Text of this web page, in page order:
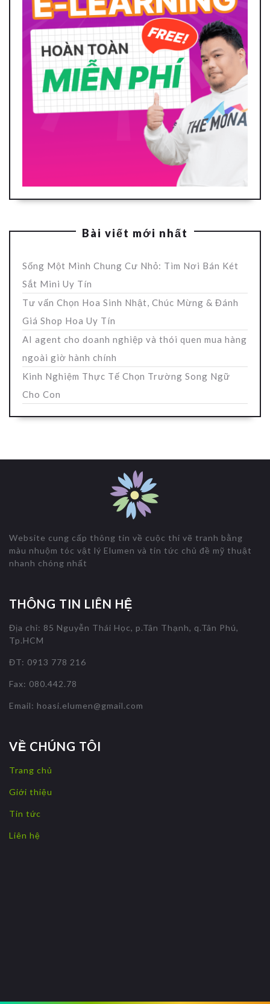
Bài viết mới nhất
Sống Một Mình Chung Cư Nhỏ: Tìm Nơi Bán Két
Sắt Mini Uy Tín
Tư vấn Chọn Hoa Sinh Nhật, Chúc Mừng & Đánh
Giá Shop Hoa Uy Tín
AI agent cho doanh nghiệp và thói quen mua hàng
ngoài giờ hành chính
Kinh Nghiệm Thực Tế Chọn Trường Song Ngữ
Cho Con
Website cung cấp thông tin về cuộc thi vẽ tranh bằng
màu nhuộm tóc vật lý Elumen và tin tức chủ đề mỹ thuật
nhanh chóng nhất
THÔNG TIN LIÊN HỆ
Địa chỉ: 85 Nguyễn Thái Học, p.Tân Thạnh, q.Tân Phú,
Tp.HCM
ĐT: 0913 778 216
Fax: 080.442.78
Email: hoasi.elumen@gmail.com
VỀ CHÚNG TÔI
Trang chủ
Giới thiệu
Tin tức
Liên hệ